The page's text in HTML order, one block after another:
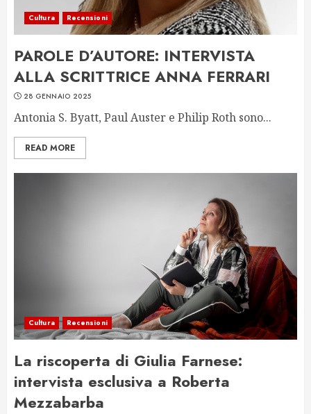
Cultura Recensioni
PAROLE D’AUTORE: INTERVISTA
ALLA SCRITTRICE ANNA FERRARI
28 GENNAIO 2025
Antonia S. Byatt, Paul Auster e Philip Roth sono...
READ MORE
Cultura Recensioni
La riscoperta di Giulia Farnese:
intervista esclusiva a Roberta
Mezzabarba